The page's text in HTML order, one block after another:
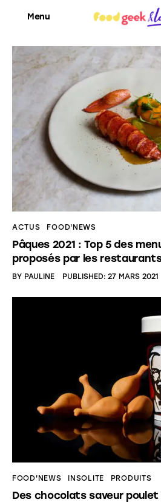
Menu
Food’News
Food’Com
Food’Art
Food’Event
Food’Life
ACTUS FOOD'NEWS
Pâques 2021 : Top 5 des
proposés par les
BY PAULINE PUBLISHED: 27 MARS 2021
FOOD'NEWS INSOLITE PRODUITS
Des chocolats saveur poulet